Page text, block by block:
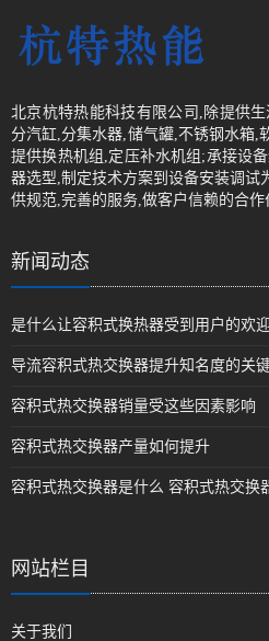
北京杭特热能科技有限公司,除提供
分汽缸,分集水器,储气罐,不锈钢水箱,
提供换热机组,定压补水机组;承接设
器选型,制定技术方案到设备安装调试
供规范,完善的服务,做客户信赖的合作
新闻动态
是什么让容积式换热器受到用户的欢迎
导流容积式热交换器提升知名度的关
容积式热交换器销量受这些因素影响
容积式热交换器产量如何提升
容积式热交换器是什么 容积式热交换
网站栏目
关于我们